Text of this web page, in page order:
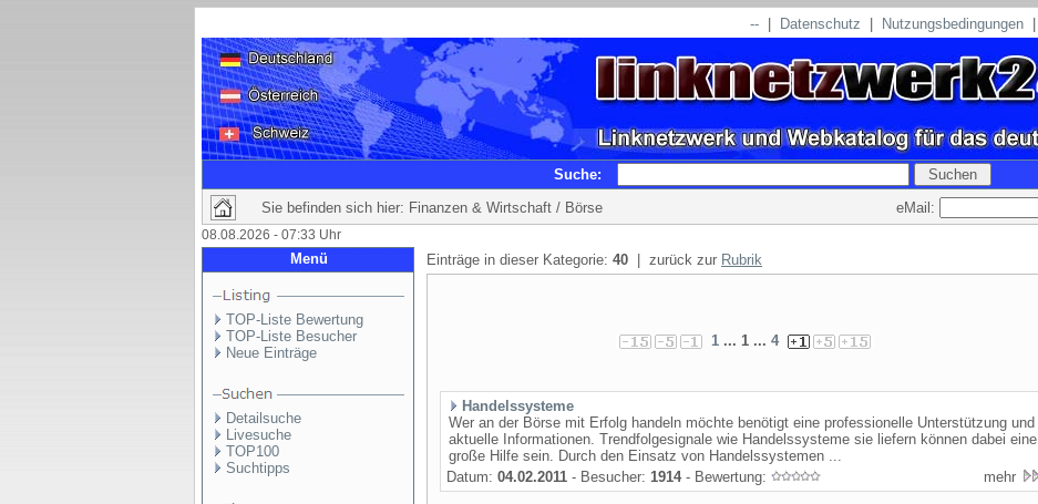
-- Datenschutz Nutzungsbedingungen
Suche:
Sie befinden sich hier: Finanzen & Wirtschaft / Börse
eMail:
08.08.2026 - 07:33 Uhr
Menü
TOP-Liste Bewertung
TOP-Liste Besucher
Neue Einträge
Detailsuche
Livesuche
TOP100
Suchtipps
Einträge in dieser Kategorie: 40 | zurück zur Rubrik
1... 1 ... 4
Handelssysteme
Wer an der Börse mit Erfolg handeln möchte benötigt eine professionelle Unterstützung und
aktuelle Informationen. Trendfolgesignale wie Handelssysteme sie liefern können dabei eine
große Hilfe sein. Durch den Einsatz von Handelssystemen ...
Datum: 04.02.2011 - Besucher: 1914- Bewertung: mehr